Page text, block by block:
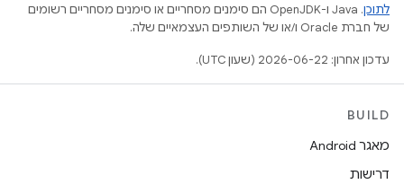
לתוכן
.‏ Java ו-OpenJDK הם סימנים מסחריים או סימנים מסחריים רשומים
של חברת Oracle ו/או של השותפים העצמאיים שלה.
עדכון אחרון: 2026-06-22 (שעון UTC).
BUILD
מאגר Android
דרישות